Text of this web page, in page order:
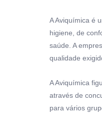
A Aviquímica é
higiene, de
saúde. A
qualidade
A Aviquímica
através de
para vários